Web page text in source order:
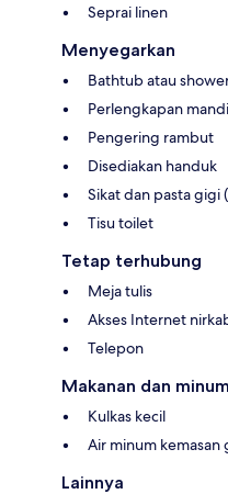
Seprai linen
Menyegarkan
Bathtub atau
Perlengkapan
Pengering rambut
Disediakan handuk
Sikat dan pasta gigi
Tisu toilet
Tetap terhubung
Meja tulis
Akses Internet
Telepon
Makanan dan
Kulkas kecil
Air minum kemasan
Lainnya